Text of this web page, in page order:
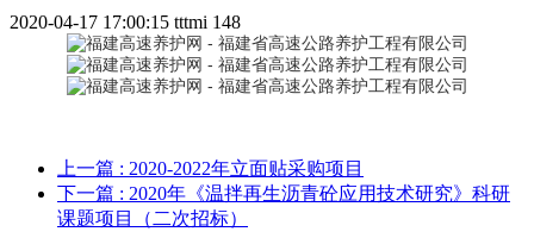
2020-04-17 17:00:15 tttmi 148
上一篇 : 2020-2022年立面贴采购项目
下一篇 : 2020年《温拌再生沥青砼应用技术研究》科研
课题项目（二次招标）